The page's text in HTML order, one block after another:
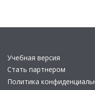
Учебная версия
Стать партнером
Политика